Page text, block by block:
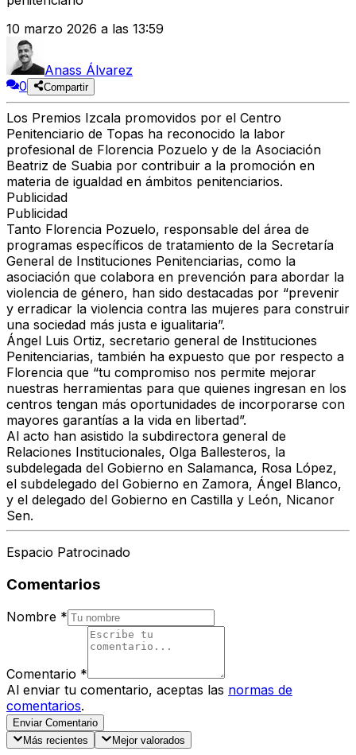
10 marzo 2026 a las 13:59
Anass Álvarez
0
Compartir
Los Premios Izcala promovidos por el Centro
Penitenciario de Topas ha reconocido la labor
profesional de Florencia Pozuelo y de la Asociación
Beatriz de Suabia por contribuir a la promoción en
materia de igualdad en ámbitos penitenciarios.
Publicidad
Publicidad
Tanto Florencia Pozuelo, responsable del área de
programas específicos de tratamiento de la Secretaría
General de Instituciones Penitenciarias, como la
asociación que colabora en prevención para abordar la
violencia de género, han sido destacadas por “prevenir
y erradicar la violencia contra las mujeres para construir
una sociedad más justa e igualitaria”.
Ángel Luis Ortiz, secretario general de Instituciones
Penitenciarias, también ha expuesto que por respecto a
Florencia que “tu compromiso nos permite mejorar
nuestras herramientas para que quienes ingresan en los
centros tengan más oportunidades de incorporarse con
mayores garantías a la vida en libertad”.
Al acto han asistido la subdirectora general de
Relaciones Institucionales, Olga Ballesteros, la
subdelegada del Gobierno en Salamanca, Rosa López,
el subdelegado del Gobierno en Zamora, Ángel Blanco,
y el delegado del Gobierno en Castilla y León, Nicanor
Sen.
Espacio Patrocinado
Comentarios
Nombre *
Comentario *
Al enviar tu comentario, aceptas las normas de
comentarios.
Enviar Comentario
Más recientes
Mejor valorados